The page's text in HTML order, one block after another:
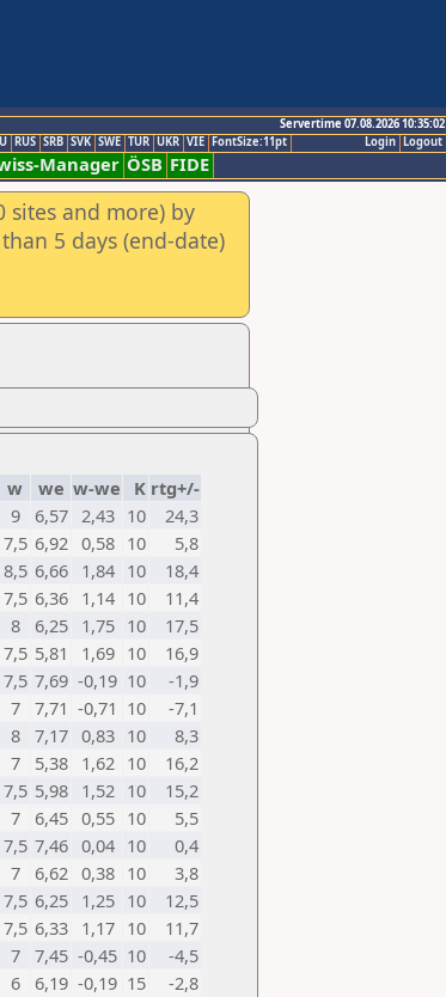
Servertime 07.08.2026 10:35:02
Logout
Login
RUS SRB SVK SWE TUR UKR VIE FontSize:11pt
Manager ÖSB FIDE
sites and more) by
5 days (end-date)
w we w-we K rtg+/-
9 6,57 2,43 10
24,3
7,5 6,92 0,58 10
5,8
8,5 6,66 1,84 10
18,4
7,5 6,36 1,14 10
11,4
8 6,25 1,75 10
17,5
7,5 5,81 1,69 10
16,9
7,5 7,69 -0,19 10
-1,9
7 7,71 -0,71 10
-7,1
8 7,17 0,83 10
8,3
7 5,38 1,62 10
16,2
7,5 5,98 1,52 10
15,2
7 6,45 0,55 10
5,5
7,5 7,46 0,04 10
0,4
7 6,62 0,38 10
3,8
7,5 6,25 1,25 10
12,5
7,5 6,33 1,17 10
11,7
7 7,45 -0,45 10
-4,5
6 6,19 -0,19 15
-2,8